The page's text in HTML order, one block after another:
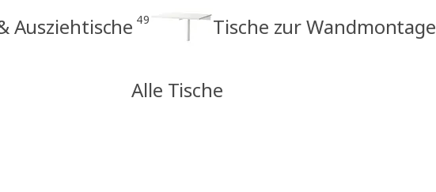
Ausziehtische 49 Tische zur Wandmontage
Alle Tische